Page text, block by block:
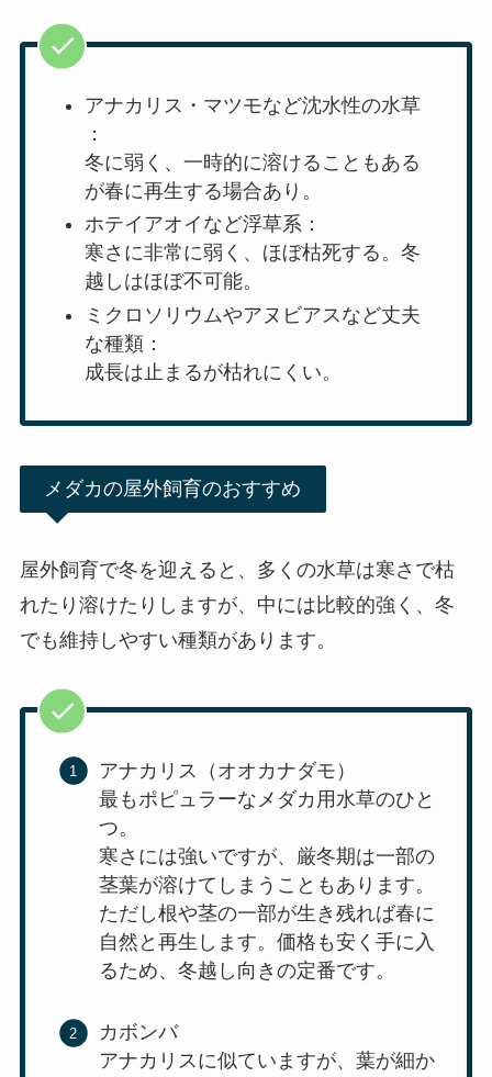
アナカリス・マツモなど沈水性の水草
：
冬に弱く、一時的に溶けることもある
が春に再生する場合あり。
ホテイアオイなど浮草系：
寒さに非常に弱く、ほぼ枯死する。冬
越しはほぼ不可能。
ミクロソリウムやアヌビアスなど丈夫
な種類：
成長は止まるが枯れにくい。
メダカの屋外飼育のおすすめ
屋外飼育で冬を迎えると、多くの水草は寒さで枯
れたり溶けたりしますが、中には比較的強く、冬
でも維持しやすい種類があります。
アナカリス（オオカナダモ）
最もポピュラーなメダカ用水草のひと
つ。
寒さには強いですが、厳冬期は一部の
茎葉が溶けてしまうこともあります。
ただし根や茎の一部が生き残れば春に
自然と再生します。価格も安く手に入
るため、冬越し向きの定番です。
カボンバ
アナカリスに似ていますが、葉が細か